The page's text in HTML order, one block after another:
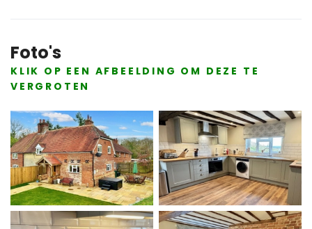
Foto's
KLIK OP EEN AFBEELDING OM DEZE TE
VERGROTEN